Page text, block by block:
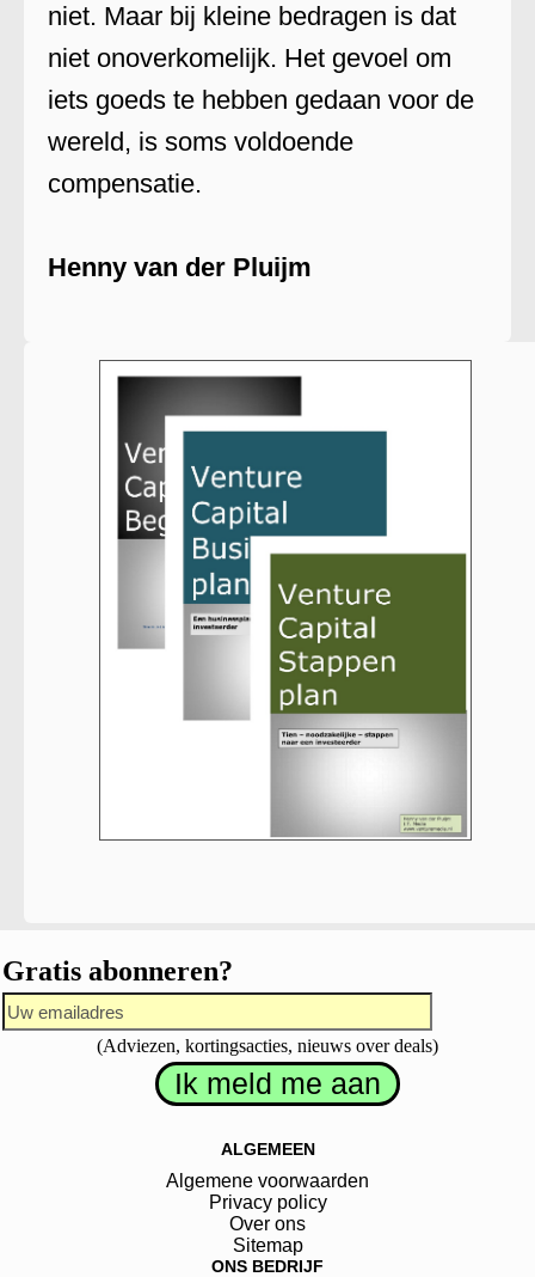
niet. Maar bij kleine bedragen is dat
niet onoverkomelijk. Het gevoel om
iets goeds te hebben gedaan voor de
wereld, is soms voldoende
compensatie.
Henny van der Pluijm
Gratis abonneren?
(Adviezen, kortingsacties, nieuws over deals)
ALGEMEEN
Algemene voorwaarden
Privacy policy
Over ons
Sitemap
ONS BEDRIJF